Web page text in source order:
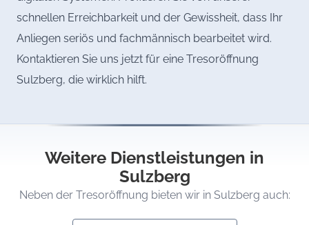
schnellen Erreichbarkeit und der Gewissheit, dass Ihr
Anliegen seriös und fachmännisch bearbeitet wird.
Kontaktieren Sie uns jetzt für eine Tresoröffnung
Sulzberg, die wirklich hilft.
Weitere Dienstleistungen in
Sulzberg
Neben der Tresoröffnung bieten wir in Sulzberg auch: